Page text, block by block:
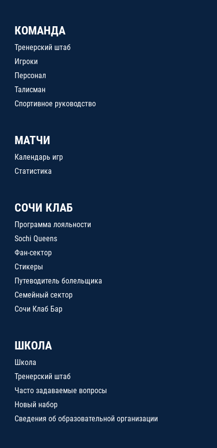
КОМАНДА
Тренерский штаб
Игроки
Персонал
Талисман
Спортивное руководство
МАТЧИ
Календарь игр
Статистика
СОЧИ КЛАБ
Программа лояльности
Sochi Queens
Фан-сектор
Стикеры
Путеводитель болельщика
Семейный сектор
Сочи Клаб Бар
ШКОЛА
Школа
Тренерский штаб
Часто задаваемые вопросы
Новый набор
Сведения об образовательной организации